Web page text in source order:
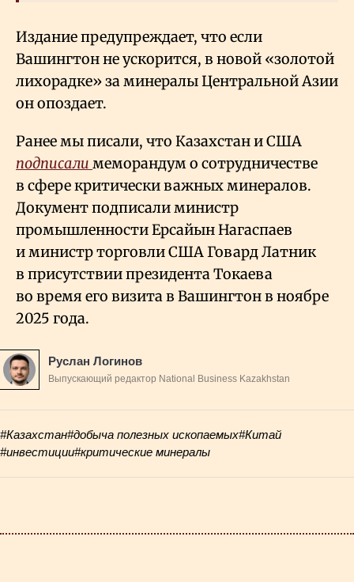
Издание предупреждает, что если
Вашингтон не ускорится, в новой «золотой
лихорадке» за минералы Центральной Азии
он опоздает.
Ранее мы писали, что Казахстан и США
подписали меморандум о сотрудничестве
в сфере критически важных минералов.
Документ подписали министр
промышленности Ерсайын Нагаспаев
и министр торговли США Говард Латник
в присутствии президента Токаева
во время его визита в Вашингтон в ноябре
2025 года.
Руслан Логинов
Выпускающий редактор National Business Kazakhstan
#Казахстан#добыча полезных ископаемых#Китай
#инвестиции#критические минералы